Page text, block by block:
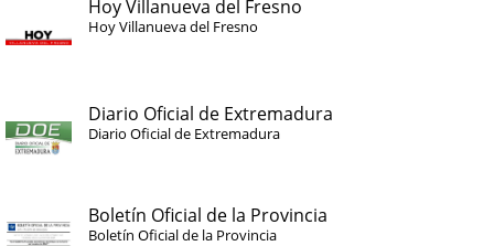
Hoy Villanueva del Fresno
Hoy Villanueva del Fresno
Diario Oficial de Extremadura
Diario Oficial de Extremadura
Boletín Oficial de la Provincia
Boletín Oficial de la Provincia